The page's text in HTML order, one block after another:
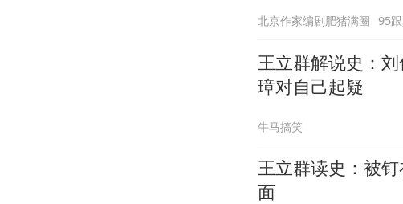
北京作家编剧肥猪满圈 95
王立群解说史：
璋对自己起疑
牛马搞笑
王立群读史：被
面